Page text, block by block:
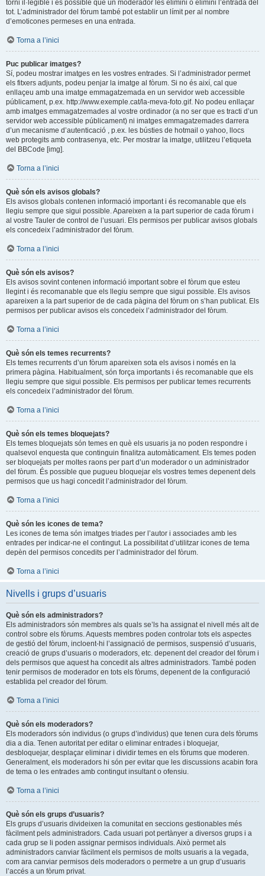
torni il·legible i és possible que un moderador les elimini o elimini l’entrada del
tot. L’administrador del fòrum també pot establir un límit per al nombre
d’emoticones permeses en una entrada.
Torna a l’inici
Puc publicar imatges?
Sí, podeu mostrar imatges en les vostres entrades. Si l’administrador permet
els fitxers adjunts, podeu penjar la imatge al fòrum. Si no és així, cal que
enllaçeu amb una imatge emmagatzemada en un servidor web accessible
públicament, p.ex. http://www.exemple.cat/la-meva-foto.gif. No podeu enllaçar
amb imatges emmagatzemades al vostre ordinador (a no ser que es tracti d’un
servidor web accessible públicament) ni imatges emmagatzemades darrera
d’un mecanisme d’autenticació , p.ex. les bústies de hotmail o yahoo, llocs
web protegits amb contrasenya, etc. Per mostrar la imatge, utilitzeu l’etiqueta
del BBCode [img].
Torna a l’inici
Què són els avisos globals?
Els avisos globals contenen informació important i és recomanable que els
llegiu sempre que sigui possible. Apareixen a la part superior de cada fòrum i
al vostre Tauler de control de l’usuari. Els permisos per publicar avisos globals
els concedeix l’administrador del fòrum.
Torna a l’inici
Què són els avisos?
Els avisos sovint contenen informació important sobre el fòrum que esteu
llegint i és recomanable que els llegiu sempre que sigui possible. Els avisos
apareixen a la part superior de de cada pàgina del fòrum on s’han publicat. Els
permisos per publicar avisos els concedeix l’administrador del fòrum.
Torna a l’inici
Què són els temes recurrents?
Els temes recurrents d’un fòrum apareixen sota els avisos i només en la
primera pàgina. Habitualment, són força importants i és recomanable que els
llegiu sempre que sigui possible. Els permisos per publicar temes recurrents
els concedeix l’administrador del fòrum.
Torna a l’inici
Què són els temes bloquejats?
Els temes bloquejats són temes en què els usuaris ja no poden respondre i
qualsevol enquesta que continguin finalitza automàticament. Els temes poden
ser bloquejats per moltes raons per part d’un moderador o un administrador
del fòrum. És possible que pugueu bloquejar els vostres temes depenent dels
permisos que us hagi concedit l’administrador del fòrum.
Torna a l’inici
Què són les icones de tema?
Les icones de tema són imatges triades per l’autor i associades amb les
entrades per indicar-ne el contingut. La possibilitat d’utilitzar icones de tema
depèn del permisos concedits per l’administrador del fòrum.
Torna a l’inici
Nivells i grups d’usuaris
Què són els administradors?
Els administradors són membres als quals se’ls ha assignat el nivell més alt de
control sobre els fòrums. Aquests membres poden controlar tots els aspectes
de gestió del fòrum, incloent-hi l’assignació de permisos, suspensió d’usuaris,
creació de grups d’usuaris o moderadors, etc. depenent del creador del fòrum i
dels permisos que aquest ha concedit als altres administradors. També poden
tenir permisos de moderador en tots els fòrums, depenent de la configuració
establida pel creador del fòrum.
Torna a l’inici
Què són els moderadors?
Els moderadors són individus (o grups d’individus) que tenen cura dels fòrums
dia a dia. Tenen autoritat per editar o eliminar entrades i bloquejar,
desbloquejar, desplaçar eliminar i dividir temes en els fòrums que moderen.
Generalment, els moderadors hi són per evitar que les discussions acabin fora
de tema o les entrades amb contingut insultant o ofensiu.
Torna a l’inici
Què són els grups d’usuaris?
Els grups d’usuaris divideixen la comunitat en seccions gestionables més
fàcilment pels administradors. Cada usuari pot pertànyer a diversos grups i a
cada grup se li poden assignar permisos individuals. Això permet als
administradors canviar fàcilment els permisos de molts usuaris a la vegada,
com ara canviar permisos dels moderadors o permetre a un grup d’usuaris
l’accés a un fòrum privat.